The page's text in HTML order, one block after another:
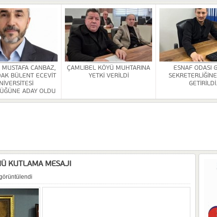
KALDIRILDI
DÜZENLENDİ
BİNASİ YAPILACAK
BÜLENT ECEVİT ÜNİVERSİTESİ REKTÖRLÜĞÜNE ADAY OLDU
MUSTAFA CANBAZ,
BÜLENT ECEVİT
ADAY OLDU
ÇAMLIBEL KÖYÜ MUHTARINA
YETKİ VERİLDİ
ESNAF ODASI
GETİRİLDİ.
KUTLAMA MESAJI